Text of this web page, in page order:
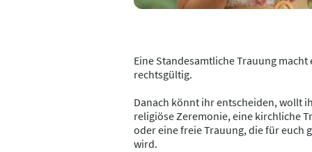
Eine Standesamtliche Trauung macht
rechtsgültig.
Danach könnt ihr entscheiden, wollt
religiöse Zeremonie, eine kirchliche
oder eine freie Trauung, die für euch
wird.